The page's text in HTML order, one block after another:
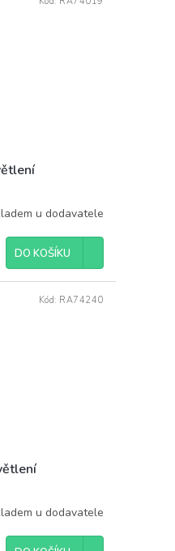
u dodavatele
DO KOŠÍKU
u dodavatele
Kód: RA74240